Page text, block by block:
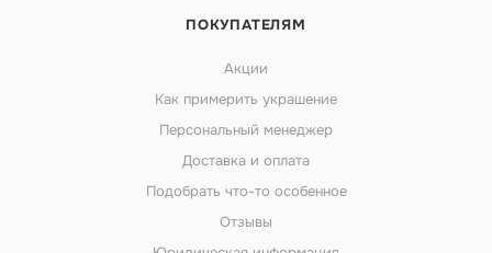
ПОКУПАТЕЛЯМ
Акции
Как примерить украшение
Персональный менеджер
Доставка и оплата
Подобрать что-то особенное
Отзывы